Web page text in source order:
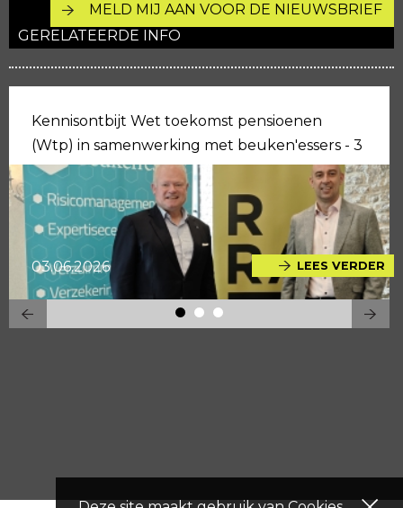
GERELATEERDE INFO
Kennisontbijt Wet toekomst pensioenen
(Wtp) in samenwerking met beuken'essers - 3
juni 2026
03.06.2026 LEES VERDER